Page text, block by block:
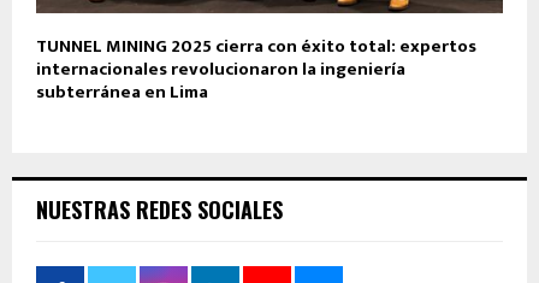
TUNNEL MINING 2025 cierra con éxito total: expertos
internacionales revolucionaron la ingeniería
subterránea en Lima
NUESTRAS REDES SOCIALES